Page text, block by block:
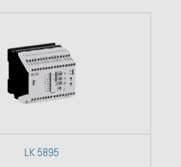
LK 5895